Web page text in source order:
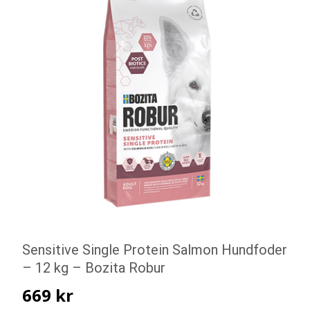
Sensitive Single Protein Salmon Hundfoder
– 12 kg – Bozita Robur
669 kr